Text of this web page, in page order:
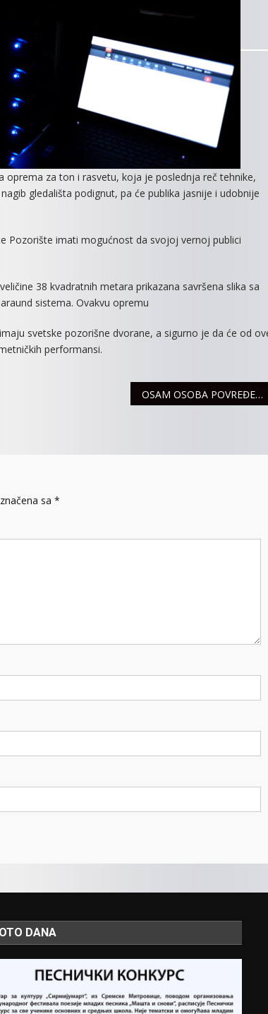
oprema za ton i rasvetu, koja je poslednja reč tehnike,
gledališta podignut, pa će publika jasnije i udobnije
Pozorište imati mogućnost da svojoj vernoj publici
38 kvadratnih metara prikazana savršena slika sa
sistema. Ovakvu opremu
svetske pozorišne dvorane, a sigurno je da će od
performansi.
OSAM OSOBA POVREĐENO U SAOBRAĆAJU
sa *
DANA